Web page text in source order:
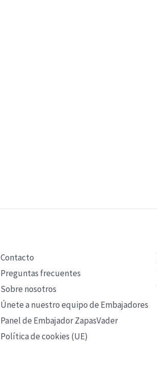
Contacto
Preguntas frecuentes
Sobre nosotros
Únete a nuestro equipo de Embajadores
Panel de Embajador ZapasVader
Política de cookies (UE)